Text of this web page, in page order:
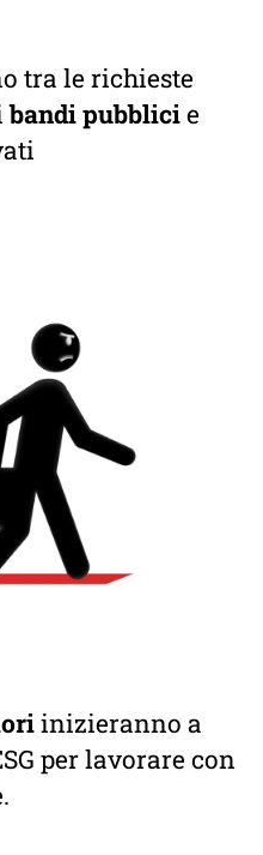
tra le richieste
bandi pubblicie
inizieranno a
per lavorare con